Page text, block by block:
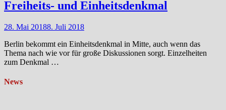
Freiheits- und Einheitsdenkmal
28. Mai 20188. Juli 2018
Berlin bekommt ein Einheitsdenkmal in Mitte, auch wenn das
Thema nach wie vor für große Diskussionen sorgt. Einzelheiten
zum Denkmal …
News